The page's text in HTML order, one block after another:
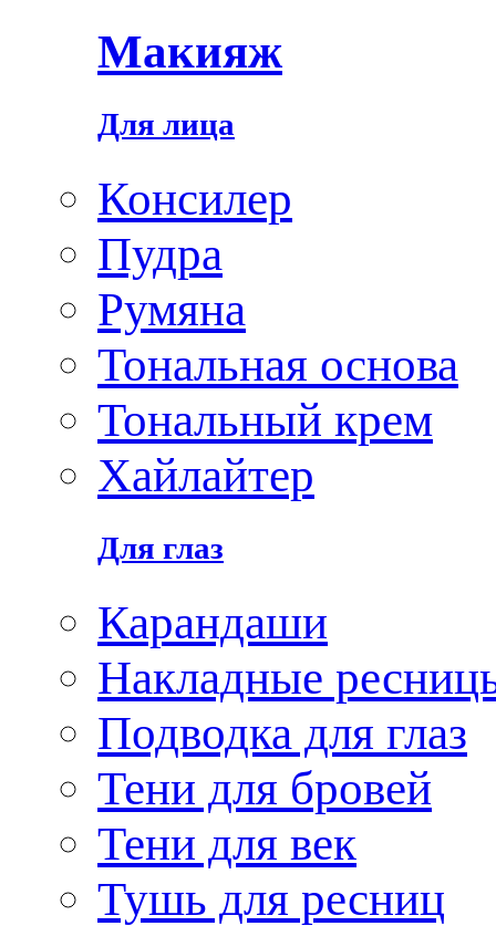
Макияж
Для лица
Консилер
Пудра
Румяна
Тональная основа
Тональный крем
Хайлайтер
Для глаз
Карандаши
Накладные
Подводка для глаз
Тени для бровей
Тени для век
Тушь для ресниц